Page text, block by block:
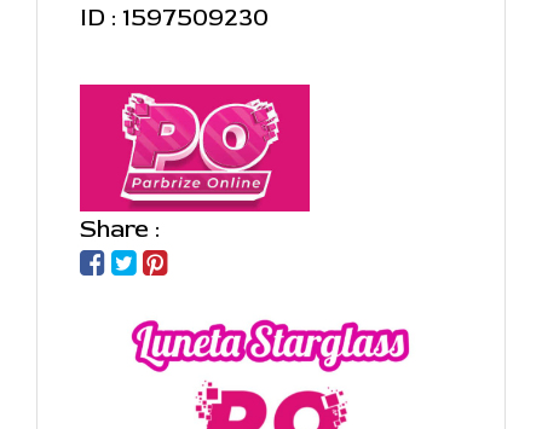
ID : 1597509230
Share :